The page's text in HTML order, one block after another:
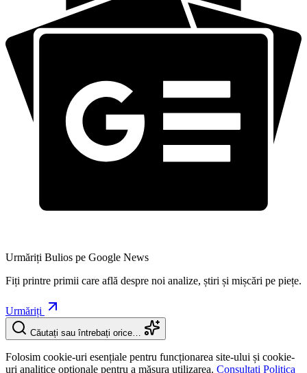
Urmăriți Bulios pe Google News
Fiți printre primii care află despre noi analize, știri și mișcări pe piețe.
Urmăriți
Căutați sau întrebați orice…
Folosim cookie-uri esențiale pentru funcționarea site-ului și cookie-
uri analitice opționale pentru a măsura utilizarea. Consultați Politica